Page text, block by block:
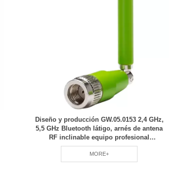
Diseño y producción GW.05.0153 2,4 GHz,
5,5 GHz Bluetooth látigo, arnés de antena
RF inclinable equipo profesional
mantenimiento regular RCD
MORE+